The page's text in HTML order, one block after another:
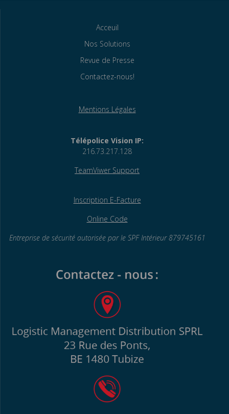
Acceuil
Nos Solutions
Revue de Presse
Contactez-nous!
Mentions Légales
Télépolice Vision IP:
216.73.217.128
TeamViwer Support
Inscription E-Facture
Online Code
Entreprise de sécurité autorisée par le SPF Intérieur 879745161